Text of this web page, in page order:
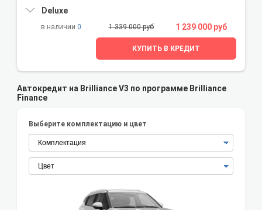
Deluxe
0 1 339 000 руб 1 239 000 руб
КУПИТЬ В КРЕДИТ
Автокредит на Brilliance V3 по программе Brilliance
Finance
Выберите комплектацию и цвет